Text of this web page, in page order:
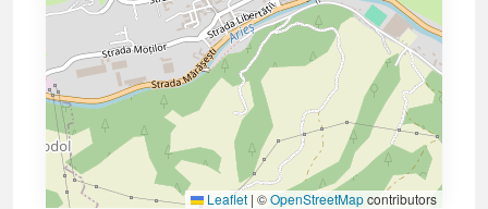
Leaflet | ©OpenStreetMapcontributors